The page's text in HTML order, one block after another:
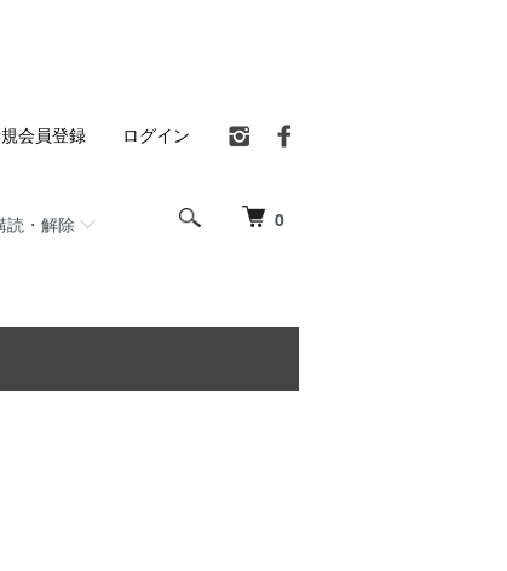
0
読・解除
会員登録 ログイン